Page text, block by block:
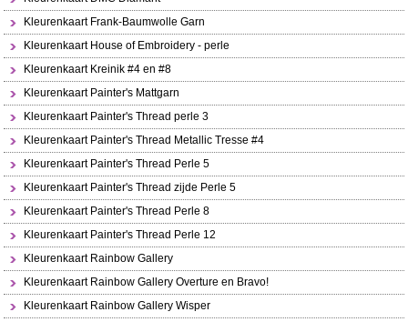
Kleurenkaart Frank-Baumwolle Garn
Kleurenkaart House of Embroidery - perle
Kleurenkaart Kreinik #4 en #8
Kleurenkaart Painter's Mattgarn
Kleurenkaart Painter's Thread perle 3
Kleurenkaart Painter's Thread Metallic Tresse #4
Kleurenkaart Painter's Thread Perle 5
Kleurenkaart Painter's Thread zijde Perle 5
Kleurenkaart Painter's Thread Perle 8
Kleurenkaart Painter's Thread Perle 12
Kleurenkaart Rainbow Gallery
Kleurenkaart Rainbow Gallery Overture en Bravo!
Kleurenkaart Rainbow Gallery Wisper